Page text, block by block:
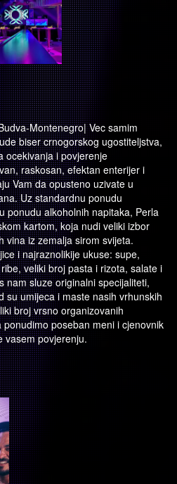
Montenegro| Vec samim
biser crnogorskog ugostiteljstva,
ocekivanja i povjerenje
raskosan, efektan enterijer i
Vam da opusteno uzivate u
Uz standardnu ponudu
ponudu alkoholnih napitaka, Perla
kartom, koja nudi veliki izbor
vina iz zemalja sirom svijeta.
i najraznolikije ukuse: supe,
veliki broj pasta i rizota, salate i
sluze originalni specijaliteti,
su umijeca i maste nasih vrhunskih
broj vrsno organizovanih
poseban meni i cjenovnik
vasem povjerenju.